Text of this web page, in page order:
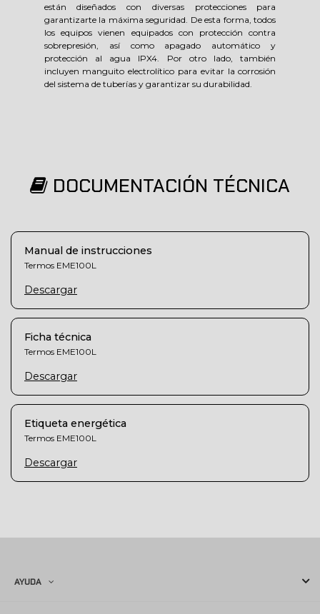
están diseñados con diversas protecciones para
garantizarte la máxima seguridad. De esta forma, todos
los equipos vienen equipados con protección contra
sobrepresión, así como apagado automático y
protección al agua IPX4. Por otro lado, también
incluyen manguito electrolítico para evitar la corrosión
del sistema de tuberías y garantizar su durabilidad.
DOCUMENTACIÓN TÉCNICA
Manual de instrucciones
Termos EME100L
Descargar
Ficha técnica
Termos EME100L
Descargar
Etiqueta energética
Termos EME100L
Descargar
AYUDA